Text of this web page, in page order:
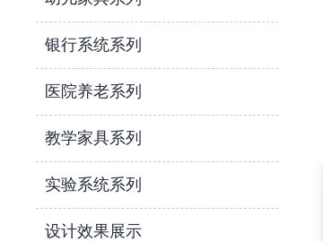
银行系统系列
医院养老系列
教学家具系列
实验系统系列
设计效果展示